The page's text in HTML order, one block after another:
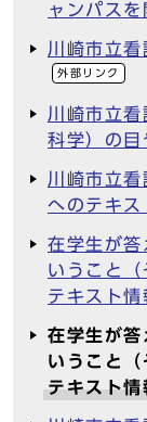
ャンパスを
川崎市立
外部リンク
川崎市立
科学）の目
川崎市立
へのテキス
在学生が答
いうこと
テキスト情
在学生が答
いうこと
テキスト情